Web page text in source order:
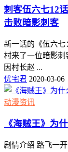
刺客伍六七12
击败暗影刺客
新一话的《伍六
村来了一位暗影
因村长赵 ...
优宅君 2020-03-06
动漫资讯
《海贼王》为
剧情介绍 路飞一